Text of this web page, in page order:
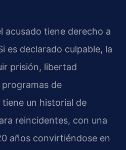
acusado tiene derecho a
es declarado culpable, la
prisión, libertad
de
un historial de
reincidentes, con una
años convirtiéndose en